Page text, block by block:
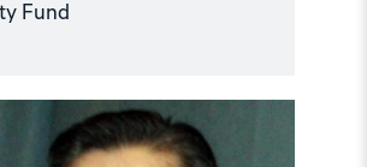
Fund
Read
article
"Tajikistan: